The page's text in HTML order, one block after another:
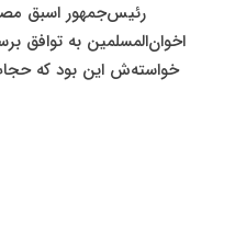
رئیس‌جمهور اسبق
اخوان‌المسلمین به توافق
خواسته‌ش این بود که